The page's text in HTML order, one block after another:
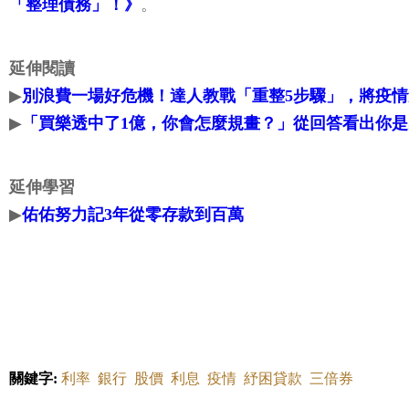
「整理債務」！》 。
延伸閱讀
▶別浪費一場好危機！達人教戰「重整5步驟」，將疫
▶ 「買樂透中了1億，你會怎麼規畫？」從回答看出你
延伸學習
▶佑佑努力記3年從零存款到百萬
關鍵字: 利率 銀行 股價 利息 疫情 紓困貸款 三倍券